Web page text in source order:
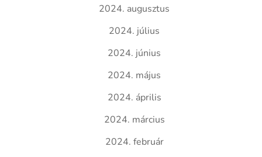
2024. augusztus
2024. július
2024. június
2024. május
2024. április
2024. március
2024. február